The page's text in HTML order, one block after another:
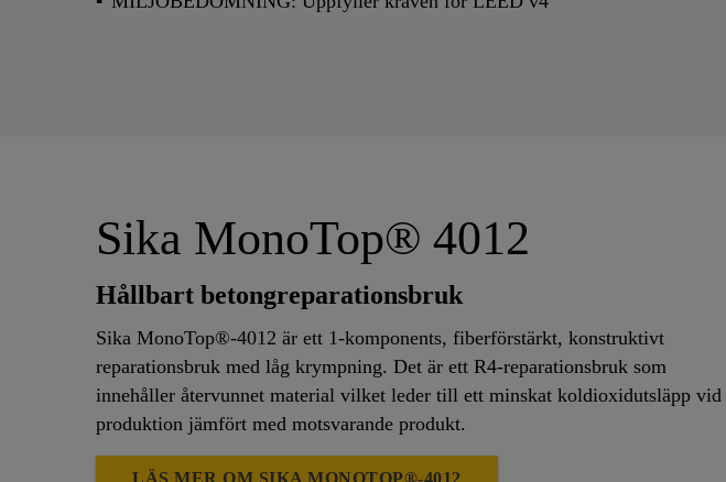
Sika MonoTop® 4012
Hållbart betongreparationsbruk
Sika MonoTop®-4012 är ett 1-komponents, fiberförstärkt, konstruktivt
reparationsbruk med låg krympning. Det är ett R4-reparationsbruk som
innehåller återvunnet material vilket leder till ett minskat koldioxidutsläpp vid
produktion jämfört med motsvarande produkt.